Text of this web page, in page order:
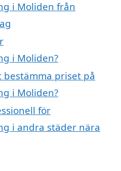
i Moliden från
i Moliden?
priset på
i Moliden?
för
i andra städer nära